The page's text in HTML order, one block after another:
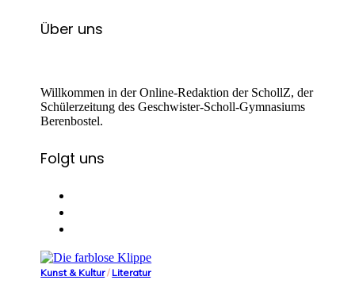
Über uns
Willkommen in der Online-Redaktion der SchollZ, der
Schülerzeitung des Geschwister-Scholl-Gymnasiums
Berenbostel.
Folgt uns
Kunst & Kultur/ Literatur